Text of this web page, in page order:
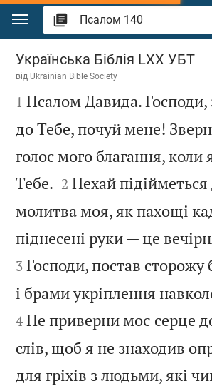
Перейти до вмісту
Псалом 140
Українська Біблія LXX УБТ
відUkrainian Bible Society

1 Псалом Давида. Господи,
до Тебе, почуй мене!
голос мого благання, коли
Тебе. 

2 Нехай
молитва моя, як пахощі
піднесені руки — це
3 Господи, постав сторожу
і брами укріплення
4 Не приверни моє серце
слів, щоб я не знаходив
для гріхів з людьми, які